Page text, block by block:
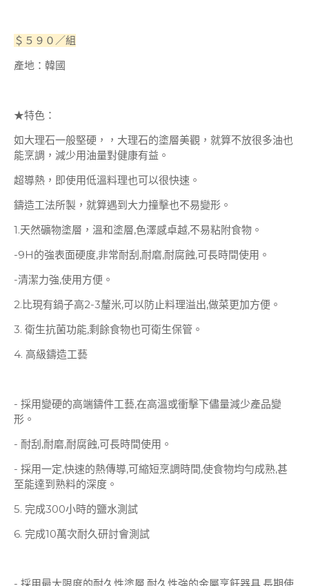
＄５９０／組
產地：韓國
★特色：
如大理石一般堅硬，，大理石的塗層美觀，就算不放很多油也
能烹調，減少用油量對健康有益。
超導熱，即使用低溫料理也可以很快速。
鑄造工法所製，就算遇到大力撞擊也不易變形。
1.天然礦物塗層，溫和塗層,色澤感卓越,不易粘附食物。
-9H的強表面硬度,非常耐刮,耐磨,耐腐蝕,可長時間使用。
-清潔力強,使用方便。
2.比現有鍋子高2-3釐米,可以防止料理溢出,做菜更加方便。
3. 衛生抗菌功能,剩餘食物也可衛生保管。
4. 高級鑄造工藝
- 採用變硬的高端鑄件工藝,在高溫或衝擊下儘量減少產品變
形。
- 耐刮,耐磨,耐腐蝕,可長時間使用。
- 採用一定,快速的熱傳導,可縮短烹調時間,使食物均勻成熟,甚
至能達到熟料的深度。
5. 完成300小時的鹽水測試
6. 完成10萬次耐久研討會測試